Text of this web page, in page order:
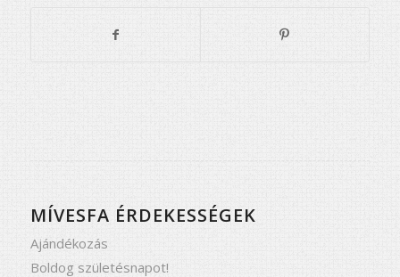
MÍVESFA ÉRDEKESSÉGEK
Ajándékozás
Boldog születésnapot!